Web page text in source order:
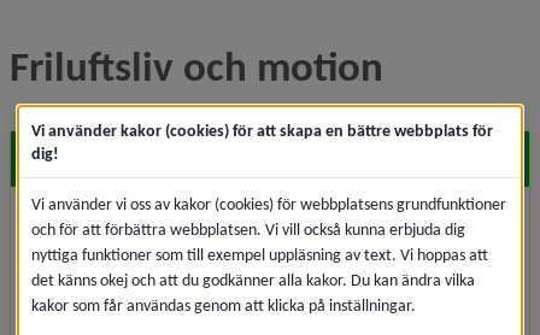
Friluftsliv och motion
Allemansrätten
Naturen är öppen och tillgänglig för alla. Du får vistas
i naturen om du visar hänsyn och inte stör eller
förstör.
Vi använder kakor (cookies) för att skapa en bättre webbplats för
dig!
Vi använder vi oss av kakor (cookies) för webbplatsens grundfunktioner
och för att förbättra webbplatsen. Vi vill också kunna erbjuda dig
nyttiga funktioner som till exempel uppläsning av text. Vi hoppas att
det känns okej och att du godkänner alla kakor. Du kan ändra vilka
kakor som får användas genom att klicka på inställningar.